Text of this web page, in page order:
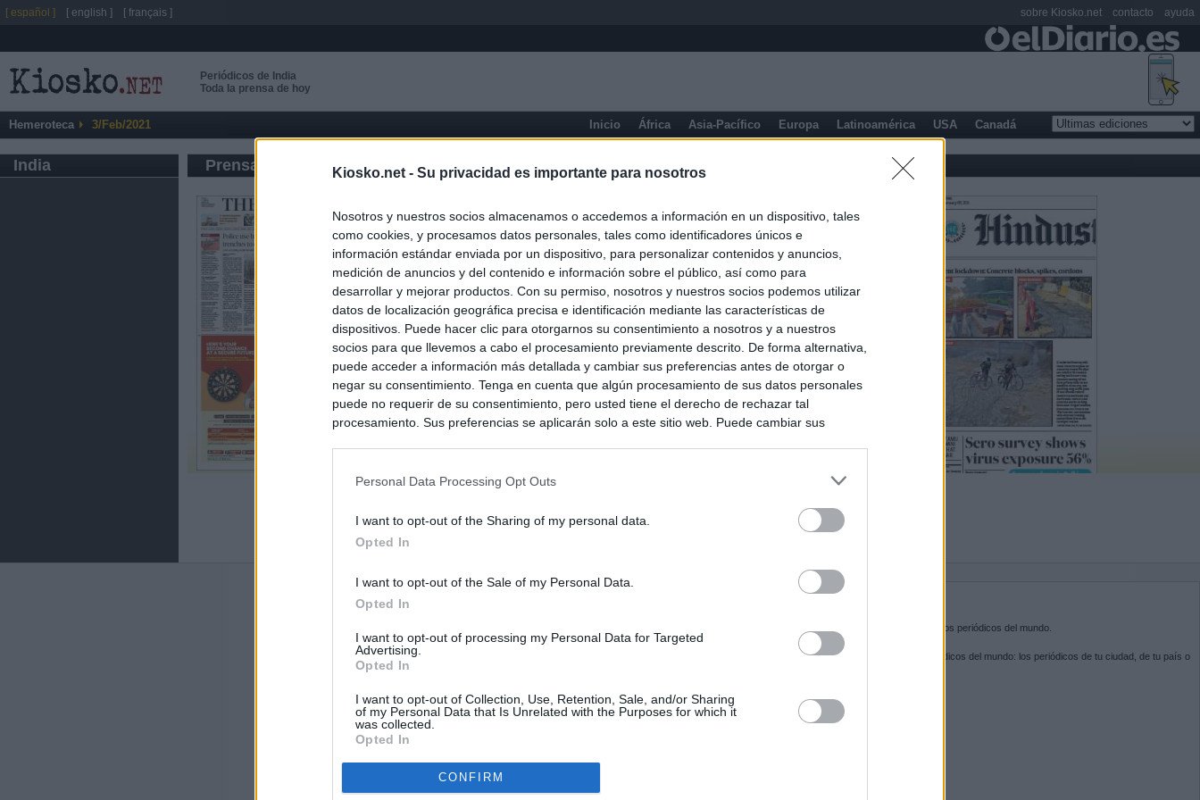
Kiosko.net - Su privacidad es importante para nosotros
Nosotros y nuestros socios almacenamos o accedemos a información en un dispositivo, tales
como cookies, y procesamos datos personales, tales como identificadores únicos e
información estándar enviada por un dispositivo, para personalizar contenidos y anuncios,
medición de anuncios y del contenido e información sobre el público, así como para
desarrollar y mejorar productos. Con su permiso, nosotros y nuestros socios podemos utilizar
datos de localización geográfica precisa e identificación mediante las características de
dispositivos. Puede hacer clic para otorgarnos su consentimiento a nosotros y a nuestros
socios para que llevemos a cabo el procesamiento previamente descrito. De forma alternativa,
puede acceder a información más detallada y cambiar sus preferencias antes de otorgar o
negar su consentimiento. Tenga en cuenta que algún procesamiento de sus datos personales
puede no requerir de su consentimiento, pero usted tiene el derecho de rechazar tal
procesamiento. Sus preferencias se aplicarán solo a este sitio web. Puede cambiar sus
Personal Data Processing Opt Outs
I want to opt-out of the Sharing of my personal data.
Opted In
I want to opt-out of the Sale of my Personal Data.
Opted In
I want to opt-out of processing my Personal Data for Targeted
Advertising.
Opted In
I want to opt-out of Collection, Use, Retention, Sale, and/or Sharing
of my Personal Data that Is Unrelated with the Purposes for which it
was collected.
Opted In
CONFIRM
Periódicos de India
Toda la prensa de hoy
Hemeroteca 3/Feb/2021 Inicio África Asia-Pacífico Europa Latinoamérica USA Canadá
India Prensa de Información General
Últimas noticias
España impone controles a los viajeros procedentes de Italia tras el rechazo de
Meloni a quitarlos
España hasta el 15 de agosto: "No aceptamos imposiciones"
La Fiscalía actuará contra las comunidades que no acojan a los menores
asignados por la crisis de Ceuta
SOBRE KIOSKO.NET
es la puerta de entrada a los periódicos del mundo.
Navega por las portadas de los periódicos del mundo: los periódicos de tu ciudad, de tu país o
SÍGUENOS
[ español ] [ english ] [ français ] sobre Kiosko.net contacto ayuda